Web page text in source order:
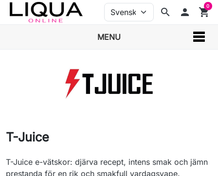
search person shopping_cart
0
MENU
T-Juice
T-Juice e-vätskor: djärva recept, intens smak och jämn
prestanda för en rik och smakfull vardagsvape.